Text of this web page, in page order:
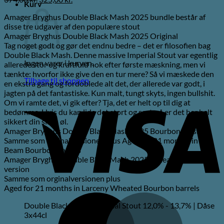
Kurv
Ingen varer i kurven.
Tilbage til shoppen
oprindelige
pris
var:
374,00 kr..
pris
er:
325,00 kr..
Amager Bryghus Double Black Mash 2025 bundle består af
disse tre udgaver af den populære stout
Amager Bryghus Double Black Mash 2025 Original
Tag noget godt og gør det endnu bedre – det er filosofien bag
Double Black Mash. Denne massive Imperial Stout var egentlig
allerede stor og kraftfuld nok efter første mæskning, men vi
tænkte: hvorfor ikke give den en tur mere? Så vi mæskede den
en ekstra gang og fordoblede alt det, der allerede var godt, i
jagten på det fantastiske. Kun malt, tungt skyts, ingen bullshit.
Om vi ramte det, vi gik efter? Tja, det er helt op til dig at
bedømme. Hvis du kan lide det stort og sort, så er det her helt
sikkert din slags øl.
Amager Bryghus Double Black Mash 2025 Bourbon version
Samme som orginalversionen plus Aged for 21 months in Jim
Beam Bourbon barrels
Amager Bryghus Double Black Mash 2025 Wheated Bourbon
version
Samme som orginalversionen plus
Aged for 21 months in Larceny Wheated Bourbon barrels
Double Black Mash Imperial Stout 12,0% - 13,7% | Dåse
3x44cl